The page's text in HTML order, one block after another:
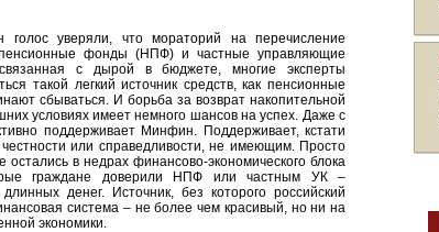
уверяли, что мораторий на перечисление
пенсионные фонды (НПФ) и частные управляющие
с дырой в бюджете, многие эксперты
такой легкий источник средств, как пенсионные
сбываться. И борьба за возврат накопительной
условиях имеет немного шансов на успех. Даже с
поддерживает Минфин. Поддерживает, кстати
или справедливости, не имеющим. Просто
в недрах финансово-экономического блока
граждане доверили НПФ или частным УК –
денег. Источник, без которого российский
система – не более чем красивый, но ни на
экономики.